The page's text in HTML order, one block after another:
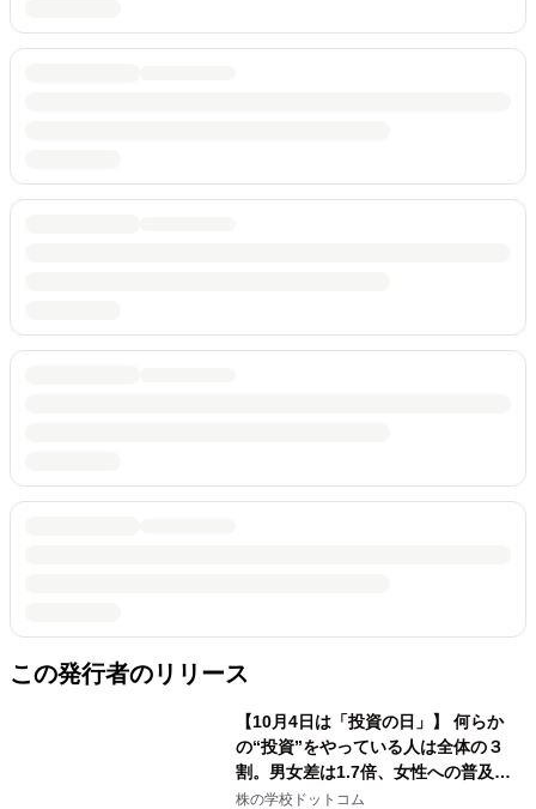
この発行者のリリース
【10月4日は「投資の日」】 何らか
の“投資”をやっている人は全体の３
割。男女差は1.7倍、女性への普及が
今後の鍵に。
株の学校ドットコム